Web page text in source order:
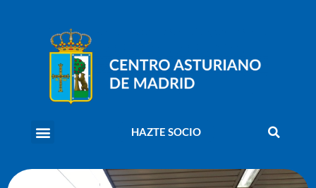
HAZTE SOCIO